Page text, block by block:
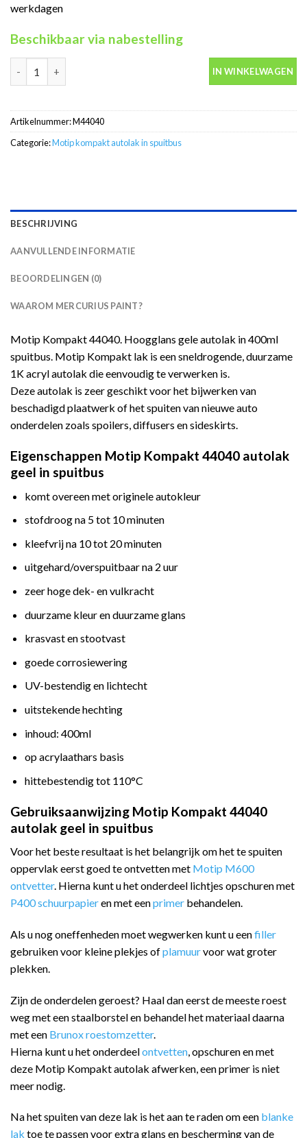
werkdagen
Beschikbaar via nabestelling
Motip Kompakt 44040 geel autolak in spuitbus 400ml aantal
IN WINKELWAGEN
Artikelnummer:M44040
Categorie:Motip kompakt autolak in spuitbus
BESCHRIJVING
AANVULLENDE INFORMATIE
BEOORDELINGEN (0)
WAAROM MERCURIUS PAINT?
Motip Kompakt 44040. Hoogglans gele autolak in 400ml
spuitbus. Motip Kompakt lak is een sneldrogende, duurzame
1K acryl autolak die eenvoudig te verwerken is.
Deze autolak is zeer geschikt voor het bijwerken van
beschadigd plaatwerk of het spuiten van nieuwe auto
onderdelen zoals spoilers, diffusers en sideskirts.
Eigenschappen Motip Kompakt 44040 autolak
geel in spuitbus
komt overeen met originele autokleur
stofdroog na 5 tot 10 minuten
kleefvrij na 10 tot 20 minuten
uitgehard/overspuitbaar na 2 uur
zeer hoge dek- en vulkracht
duurzame kleur en duurzame glans
krasvast en stootvast
goede corrosiewering
UV-bestendig en lichtecht
uitstekende hechting
inhoud: 400ml
op acrylaathars basis
hittebestendig tot 110°C
Gebruiksaanwijzing Motip Kompakt 44040
autolak geel in spuitbus
Voor het beste resultaat is het belangrijk om het te spuiten
oppervlak eerst goed te ontvetten met Motip M600
ontvetter. Hierna kunt u het onderdeel lichtjes opschuren met
P400 schuurpapieren met eenprimer behandelen.
Als u nog oneffenheden moet wegwerken kunt u eenfiller
gebruiken voor kleine plekjes ofplamuurvoor wat groter
plekken.
Zijn de onderdelen geroest? Haal dan eerst de meeste roest
weg met een staalborstel en behandel het materiaal daarna
met een Brunox roestomzetter.
Hierna kunt u het onderdeelontvetten , opschuren en met
deze Motip Kompakt autolak afwerken, een primer is niet
meer nodig.
Na het spuiten van deze lak is het aan te raden om een blanke
lak toe te passen voor extra glans en bescherming van de